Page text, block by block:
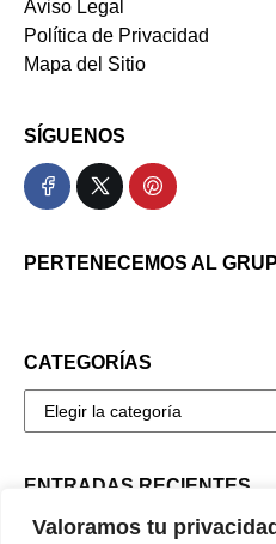
Valoramos tu privacidad
Aviso Legal
Política de Privacidad
Mapa del Sitio
SÍGUENOS
PERTENECEMOS AL
CATEGORÍAS
ENTRADAS RECIENTES
De la antigüedad a la era